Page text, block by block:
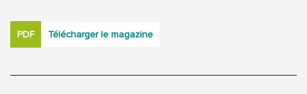
PDF Télécharger le magazine